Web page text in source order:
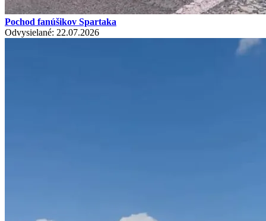
Pochod fanúšikov Spartaka
Odvysielané: 22.07.2026